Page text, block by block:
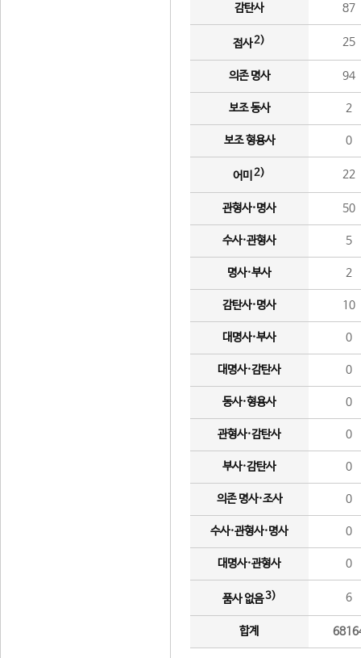
감탄사 87
접사2) 25
의존 명사 94
보조 동사 2
보조 형용사 0
어미 2) 22
관형사·명사 50
수사·관형사 5
명사·부사 2
감탄사·명사 10
대명사·부사 0
대명사·감탄사 0
동사·형용사 0
관형사·감탄사 0
부사·감탄사 0
의존 명사·조사 0
수사·관형사·명사 0
대명사·관형사 0
품사 없음3) 6
합계